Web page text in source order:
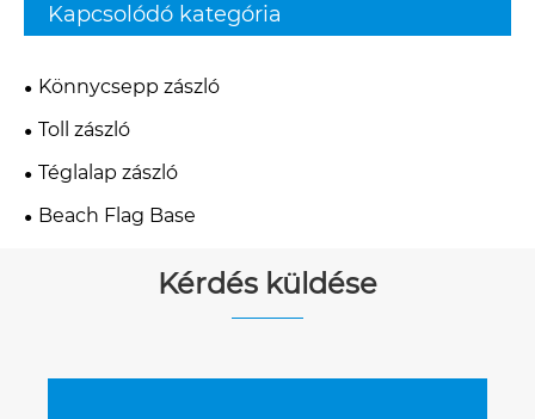
Kapcsolódó kategória
Könnycsepp zászló
Toll zászló
Téglalap zászló
Beach Flag Base
Kérdés küldése